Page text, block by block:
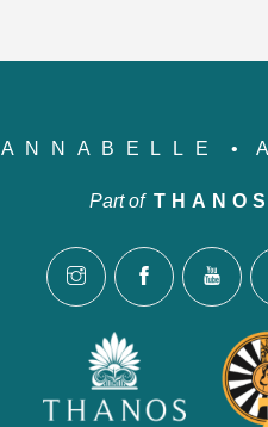
ANNABELLE
Part of THANOS